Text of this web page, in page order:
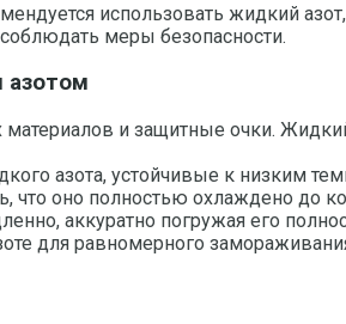
использовать жидкий
меры безопасности.
азотом
материалов и защитные очки.
азота, устойчивые к низким
что оно полностью охлаждено до
аккуратно погружая его
для равномерного